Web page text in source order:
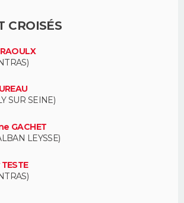
CROISÉS
SUR SEINE)
GACHET
LEYSSE)